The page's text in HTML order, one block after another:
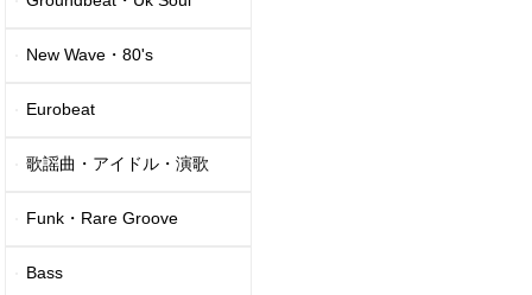
New Wave・80's
Eurobeat
歌謡曲・アイドル・演歌
Funk・Rare Groove
Bass